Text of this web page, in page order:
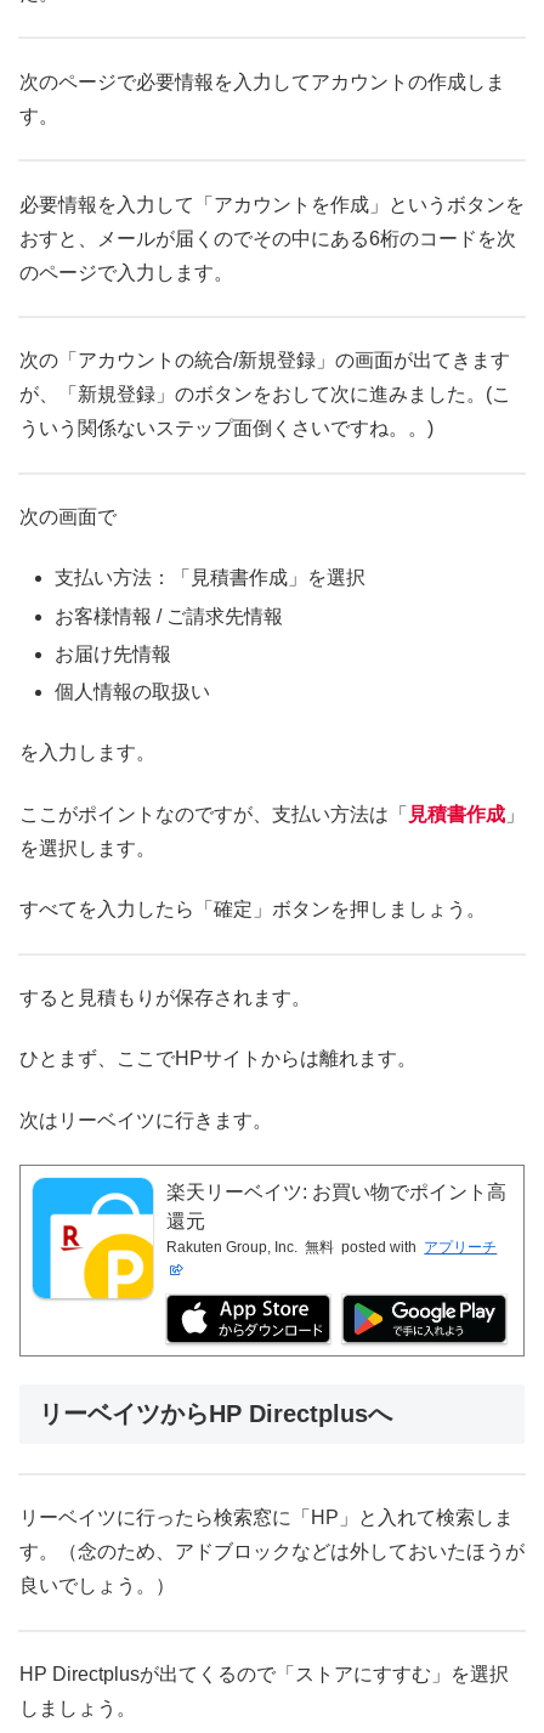
次のページで必要情報を入力してアカウントの作成しま
す。
必要情報を入力して「アカウントを作成」というボタンを
おすと、メールが届くのでその中にある6桁のコードを次
のページで入力します。
次の「アカウントの統合/新規登録」の画面が出てきます
が、「新規登録」のボタンをおして次に進みました。(こ
ういう関係ないステップ面倒くさいですね。。)
次の画面で
支払い方法：「見積書作成」を選択
お客様情報 / ご請求先情報
お届け先情報
個人情報の取扱い
を入力します。
ここがポイントなのですが、支払い方法は「 見積書作成 」
を選択します。
すべてを入力したら「確定」ボタンを押しましょう。
すると見積もりが保存されます。
ひとまず、ここでHPサイトからは離れます。
次はリーベイツに行きます。
楽天リーベイツ: お買い物でポイント高
還元
Rakuten Group, Inc. 無料 posted with アプリーチ
リーベイツからHP Directplusへ
リーベイツに行ったら検索窓に「HP」と入れて検索しま
す。（念のため、アドブロックなどは外しておいたほうが
良いでしょう。）
HP Directplusが出てくるので「ストアにすすむ」を選択
しましょう。